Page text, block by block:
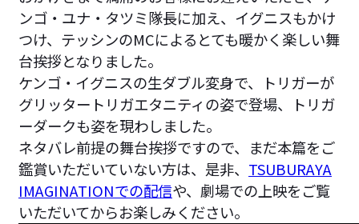
ンゴ・ユナ・タツミ隊長に加え、イグニスもかけ
つけ、テッシンのMCによるとても暖かく楽しい舞
台挨拶となりました。
ケンゴ・イグニスの生ダブル変身で、トリガーが
グリッタートリガエタニティの姿で登場、トリガ
ーダークも姿を現わしました。
ネタバレ前提の舞台挨拶ですので、まだ本篇をご
鑑賞いただいていない方は、是非、 TSUBURAYA
IMAGINATIONでの配信や、劇場での上映をご覧
いただいてからお楽しみください。